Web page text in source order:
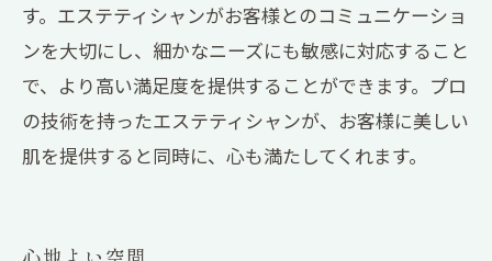
す。エステティシャンがお客様とのコミュニケーショ
ンを大切にし、細かなニーズにも敏感に対応すること
で、より高い満足度を提供することができます。プロ
の技術を持ったエステティシャンが、お客様に美しい
肌を提供すると同時に、心も満たしてくれます。